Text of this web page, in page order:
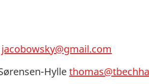
jacobowsky@gmail.com
Hylle